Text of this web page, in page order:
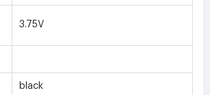
3.75V
black